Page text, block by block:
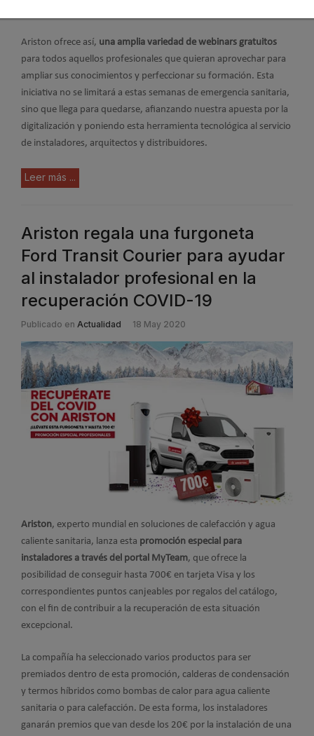
Ariston ofrece así, una amplia variedad de webinars gratuitos
para todos aquellos profesionales que quieran aprovechar para
ampliar sus conocimientos y perfeccionar su formación. Esta
iniciativa no se limitará a estas semanas de emergencia sanitaria,
sino que llega para quedarse, afianzando nuestra apuesta por la
digitalización y poniendo esta herramienta tecnológica al servicio
de instaladores, arquitectos y distribuidores.
Leer más ...
Ariston regala una furgoneta
Ford Transit Courier para ayudar
al instalador profesional en la
recuperación COVID-19
Publicado en Actualidad 18 May 2020
Ariston, experto mundial en soluciones de calefacción y agua
caliente sanitaria, lanza esta promoción especial para
instaladores a través del portal MyTeam, que ofrece la
posibilidad de conseguir hasta 700€ en tarjeta Visa y los
correspondientes puntos canjeables por regalos del catálogo,
con el fin de contribuir a la recuperación de esta situación
excepcional.
La compañía ha seleccionado varios productos para ser
premiados dentro de esta promoción, calderas de condensación
y termos híbridos como bombas de calor para agua caliente
sanitaria o para calefacción. De esta forma, los instaladores
ganarán premios que van desde los 20€ por la instalación de una